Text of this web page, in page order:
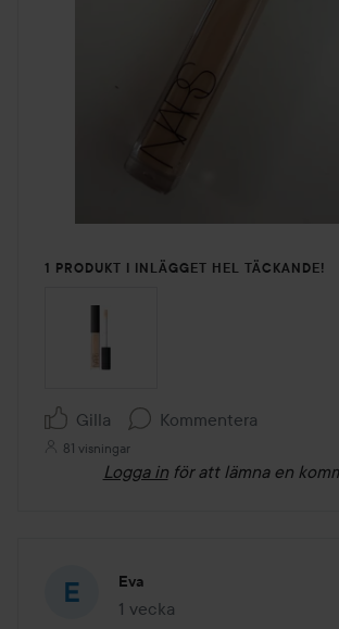
1 PRODUKT I INLÄGGET HEL TÄCKANDE!
Gilla Kommentera
81 visningar
Logga in för att lämna en
Eva
1 vecka
Inlägget skapades 1 vecka